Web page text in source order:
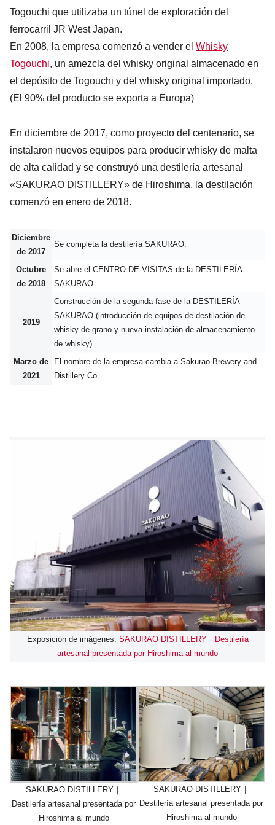
Togouchi que utilizaba un túnel de exploración del
ferrocarril JR West Japan.
En 2008, la empresa comenzó a vender el Whisky
Togouchi, un amezcla del whisky original almacenado en
el depósito de Togouchi y del whisky original importado.
(El 90% del producto se exporta a Europa)
En diciembre de 2017, como proyecto del centenario, se
instalaron nuevos equipos para producir whisky de malta
de alta calidad y se construyó una destilería artesanal
«SAKURAO DISTILLERY» de Hiroshima. la destilación
comenzó en enero de 2018.
Diciembre
de 2017
Se completa la destilería SAKURAO.
Octubre
de 2018
Se abre el CENTRO DE VISITAS de la DESTILERÍA
SAKURAO
2019
Construcción de la segunda fase de la DESTILERÍA
SAKURAO (introducción de equipos de destilación de
whisky de grano y nueva instalación de almacenamiento
de whisky)
Marzo de
2021
El nombre de la empresa cambia a Sakurao Brewery and
Distillery Co.
Exposición de imágenes: SAKURAO DISTILLERY｜Destilería
artesanal presentada por Hiroshima al mundo
SAKURAO DISTILLERY｜
Destilería artesanal presentada por
Hiroshima al mundo
SAKURAO DISTILLERY｜
Destilería artesanal presentada por
Hiroshima al mundo